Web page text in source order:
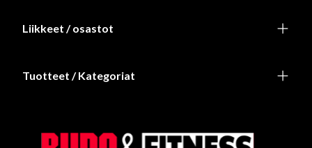
Liikkeet / osastot
Tuotteet / Kategoriat